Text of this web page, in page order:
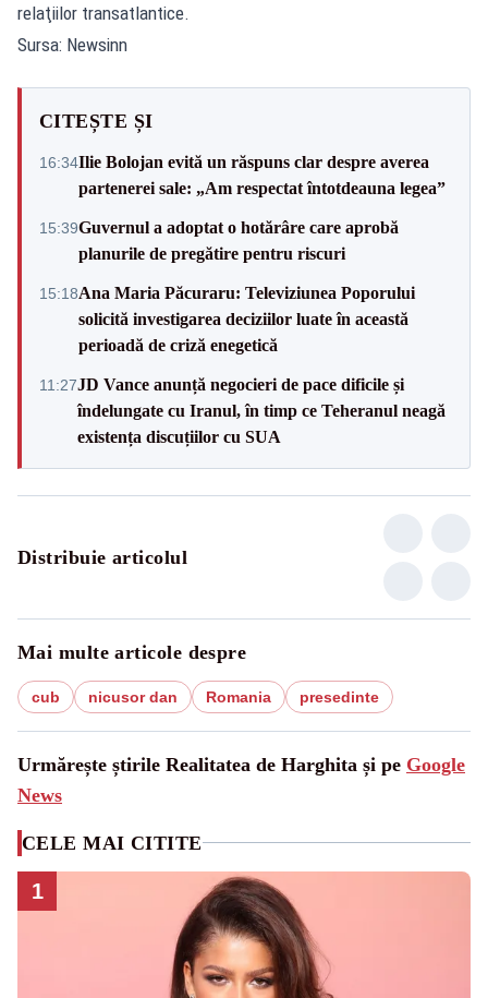
relaţiilor transatlantice.
Sursa: Newsinn
CITEȘTE ȘI
16:34Ilie Bolojan evită un răspuns clar despre averea
partenerei sale: „Am respectat întotdeauna legea”
15:39Guvernul a adoptat o hotărâre care aprobă
planurile de pregătire pentru riscuri
15:18Ana Maria Păcuraru: Televiziunea Poporului
solicită investigarea deciziilor luate în această
perioadă de criză enegetică
11:27JD Vance anunță negocieri de pace dificile și
îndelungate cu Iranul, în timp ce Teheranul neagă
existența discuțiilor cu SUA
Distribuie articolul
Mai multe articole despre
cub nicusor dan Romania presedinte
Urmărește știrile Realitatea de Harghita și pe Google
News
CELE MAI CITITE
1